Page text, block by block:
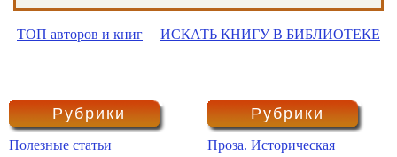
ТОП авторов и книг ИСКАТЬ КНИГУ В БИБЛИОТЕКЕ
Рубрики
Полезные статьи
Рубрики
Проза. Историческая